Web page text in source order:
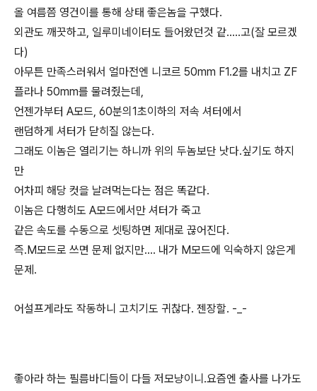
올 여름쯤 영건이를 통해 상태 좋은놈을 구했다.
외관도 깨끗하고, 일루미네이터도 들어왔던것 같.....고(잘 모르겠
다)
아무튼 만족스러워서 얼마전엔 니코르 50mm F1.2를 내치고 ZF
플라나 50mm를 물려줬는데,
언젠가부터 A모드, 60분의1초이하의 저속 셔터에서
랜덤하게 셔터가 닫히질 않는다.
그래도 이놈은 열리기는 하니까 위의 두놈보단 낫다.싶기도 하지
만
어차피 해당 컷을 날려먹는다는 점은 똑같다.
이놈은 다행히도 A모드에서만 셔터가 죽고
같은 속도를 수동으로 셋팅하면 제대로 끊어진다.
즉.M모드로 쓰면 문제 없지만.... 내가 M모드에 익숙하지 않은게
문제.
어설프게라도 작동하니 고치기도 귀찮다. 젠장할. -_-
좋아라 하는 필름바디들이 다들 저모냥이니.요즘엔 출사를 나가도